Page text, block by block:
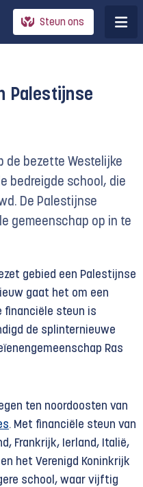
Steun ons
Palestijnse
de bezette Westelijke
bedreigde school, die
De Palestijnse
gemeenschap op in te
gebied een Palestijnse
gaat het om een
financiële steun is
de splinternieuwe
Ras
ten noordoosten van
. Met financiële steun van
Frankrijk, Ierland, Italië,
het Verenigd Koninkrijk
school, waar vijftig